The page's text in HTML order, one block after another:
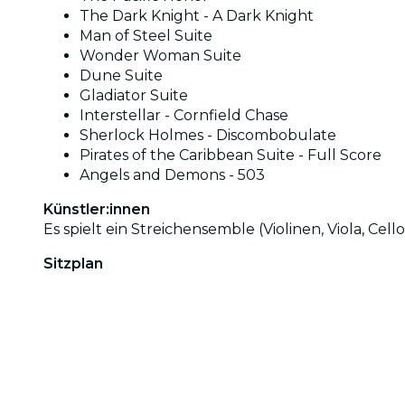
The Dark Knight - A Dark Knight
Man of Steel Suite
Wonder Woman Suite
Dune Suite
Gladiator Suite
Interstellar - Cornfield Chase
Sherlock Holmes - Discombobulate
Pirates of the Caribbean Suite - Full Score
Angels and Demons - 503
Künstler:innen
Es spielt ein Streichensemble (Violinen, Viola,
Sitzplan